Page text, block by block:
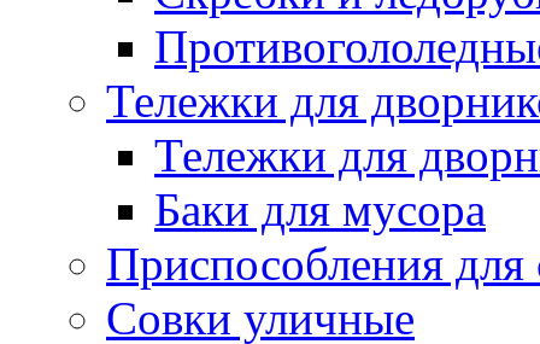
Тележки для
Тележки для
Баки для мусора
Приспособления для
Совки уличные